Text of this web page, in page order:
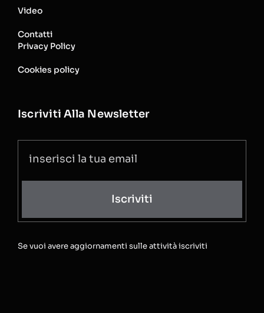
Video
Contatti
Privacy Policy
Cookies policy
Iscriviti Alla Newsletter
Iscriviti
Se vuoi avere aggiornamenti sulle attività iscriviti